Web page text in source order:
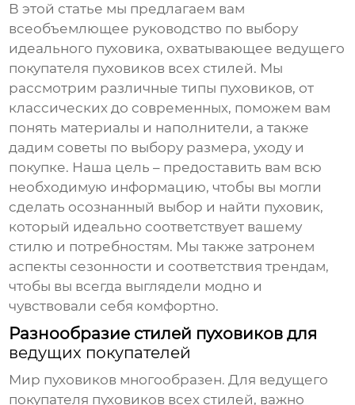
В этой статье мы предлагаем вам
всеобъемлющее руководство по выбору
идеального пуховика, охватывающее ведущего
покупателя пуховиков всех стилей. Мы
рассмотрим различные типы пуховиков, от
классических до современных, поможем вам
понять материалы и наполнители, а также
дадим советы по выбору размера, уходу и
покупке. Наша цель – предоставить вам всю
необходимую информацию, чтобы вы могли
сделать осознанный выбор и найти пуховик,
который идеально соответствует вашему
стилю и потребностям. Мы также затронем
аспекты сезонности и соответствия трендам,
чтобы вы всегда выглядели модно и
чувствовали себя комфортно.
Разнообразие стилей пуховиков для
ведущих покупателей
Мир пуховиков многообразен. Для ведущего
покупателя пуховиков всех стилей, важно